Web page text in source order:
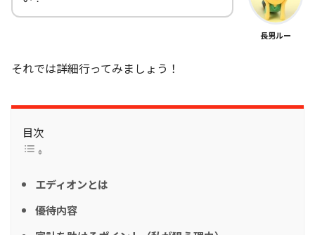
長男ルー
それでは詳細行ってみましょう！
目次
エディオンとは
優待内容